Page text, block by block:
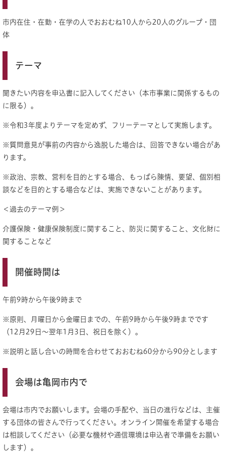
市内在住・在勤・在学の人でおおむね10人から20人のグループ・団
体
テーマ
聞きたい内容を申込書に記入してください（本市事業に関係するもの
に限る）。
※令和3年度よりテーマを定めず、フリーテーマとして実施します。
※質問意見が事前の内容から逸脱した場合は、回答できない場合があ
ります。
※政治、宗教、営利を目的とする場合、もっぱら陳情、要望、個別相
談などを目的とする場合などは、実施できないことがあります。
＜過去のテーマ例＞
介護保険・健康保険制度に関すること、防災に関すること、文化財に
関することなど
開催時間は
午前9時から午後9時まで
※原則、月曜日から金曜日までの、午前9時から午後9時までです
（12月29日～翌年1月3日、祝日を除く）。
※説明と話し合いの時間を合わせておおむね60分から90分とします
会場は亀岡市内で
会場は市内でお願いします。会場の手配や、当日の進行などは、主催
する団体の皆さんで行ってください。オンライン開催を希望する場合
は相談してください（必要な機材や通信環境は申込者で準備をお願い
します）。